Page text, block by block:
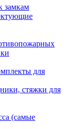
замкам
для
стяжки для
(самые